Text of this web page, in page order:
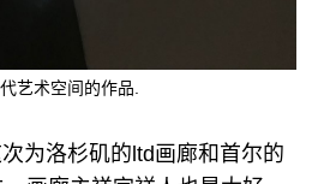
艺术空间的作品.
为洛杉矶的ltd画廊和首尔的